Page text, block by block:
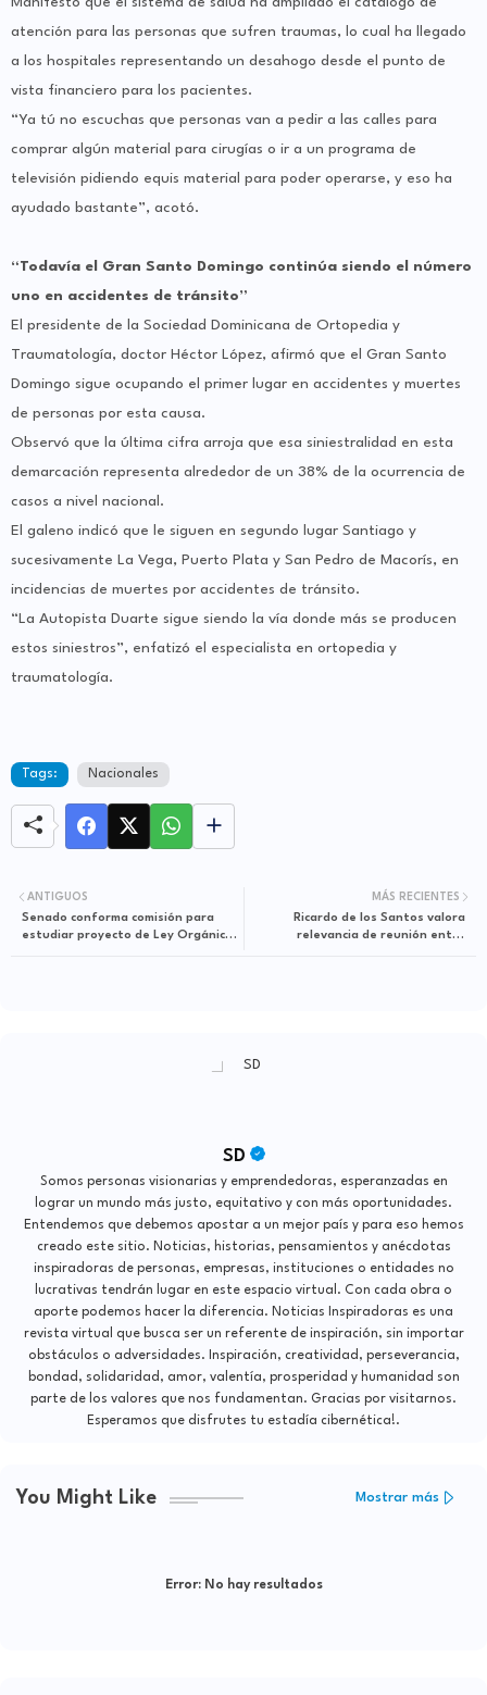
atención para las personas que sufren traumas, lo cual ha llegado
a los hospitales representando un desahogo desde el punto de
vista financiero para los pacientes.
“Ya tú no escuchas que personas van a pedir a las calles para
comprar algún material para cirugías o ir a un programa de
televisión pidiendo equis material para poder operarse, y eso ha
ayudado bastante”, acotó.
“Todavía el Gran Santo Domingo continúa siendo el número
uno en accidentes de tránsito”
El presidente de la Sociedad Dominicana de Ortopedia y
Traumatología, doctor Héctor López, afirmó que el Gran Santo
Domingo sigue ocupando el primer lugar en accidentes y muertes
de personas por esta causa.
Observó que la última cifra arroja que esa siniestralidad en esta
demarcación representa alrededor de un 38% de la ocurrencia de
casos a nivel nacional.
El galeno indicó que le siguen en segundo lugar Santiago y
sucesivamente La Vega, Puerto Plata y San Pedro de Macorís, en
incidencias de muertes por accidentes de tránsito.
“La Autopista Duarte sigue siendo la vía donde más se producen
estos siniestros”, enfatizó el especialista en ortopedia y
traumatología.
Tags: Nacionales
MÁS RECIENTES
Ricardo de los Santos valora
relevancia de reunión entre
ANTIGUOS
Senado conforma comisión para
estudiar proyecto de Ley Orgánica
SD
Somos personas visionarias y emprendedoras, esperanzadas en
lograr un mundo más justo, equitativo y con más oportunidades.
Entendemos que debemos apostar a un mejor país y para eso hemos
creado este sitio. Noticias, historias, pensamientos y anécdotas
inspiradoras de personas, empresas, instituciones o entidades no
lucrativas tendrán lugar en este espacio virtual. Con cada obra o
aporte podemos hacer la diferencia. Noticias Inspiradoras es una
revista virtual que busca ser un referente de inspiración, sin importar
obstáculos o adversidades. Inspiración, creatividad, perseverancia,
bondad, solidaridad, amor, valentía, prosperidad y humanidad son
parte de los valores que nos fundamentan. Gracias por visitarnos.
Esperamos que disfrutes tu estadía cibernética!.
You Might Like Mostrar más
Error:No hay resultados